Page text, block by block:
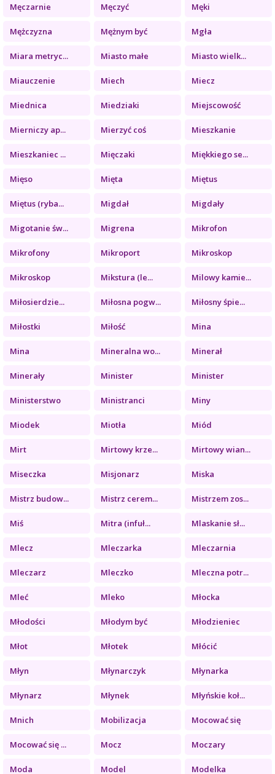
Męczarnie Męczyć Męki
Mężczyzna Mężnym być Mgła
Miara metryc... Miasto małe Miasto wielk...
Miauczenie Miech Miecz
Miednica Miedziaki Miejscowość
Mierniczy ap... Mierzyć coś Mieszkanie
Mieszkaniec ... Mięczaki Miękkiego se...
Mięso Mięta Miętus
Miętus (ryba... Migdał Migdały
Migotanie św... Migrena Mikrofon
Mikrofony Mikroport Mikroskop
Mikroskop Mikstura (le... Milowy kamie...
Miłosierdzie... Miłosna pogw... Miłosny śpie...
Miłostki Miłość Mina
Mina Mineralna wo... Minerał
Minerały Minister Minister
Ministerstwo Ministranci Miny
Miodek Miotła Miód
Mirt Mirtowy krze... Mirtowy wian...
Miseczka Misjonarz Miska
Mistrz budow... Mistrz cerem... Mistrzem zos...
Miś Mitra (infuł... Mlaskanie sł...
Mlecz Mleczarka Mleczarnia
Mleczarz Mleczko Mleczna potr...
Mleć Mleko Młocka
Młodości Młodym być Młodzieniec
Młot Młotek Młócić
Młyn Młynarczyk Młynarka
Młynarz Młynek Młyńskie koł...
Mnich Mobilizacja Mocować się
Mocować się ... Mocz Moczary
Moda Model Modelka